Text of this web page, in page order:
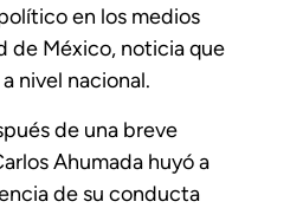
en los medios
de México, noticia que
nivel nacional.
de una breve
Ahumada huyó a
de su conducta